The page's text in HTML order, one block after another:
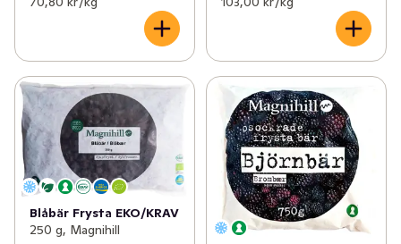
Blåbär Frysta EKO/KRAV
250 g, Magnihill